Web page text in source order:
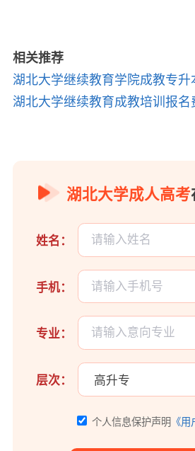
相关推荐
湖北大学继续教育学院成教专升
湖北大学继续教育成教培训报名
湖北大学成人高考
姓名：
手机：
专业：
层次：
个人信息保护声明 《